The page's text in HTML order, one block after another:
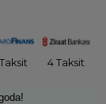
4 Taksit